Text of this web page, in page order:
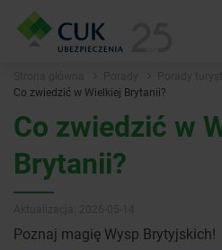
Co zwiedzić w Wielkiej Brytanii?
Co zwiedzić w
Brytanii?
Poznaj magię Wysp Brytyjskich!